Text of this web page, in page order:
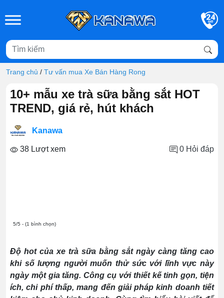
Trang chủ / Tư vấn mua Xe Bán Hàng Rong
10+ mẫu xe trà sữa bằng sắt HOT
TREND, giá rẻ, hút khách
Kanawa
38 Lượt xem 0 Hỏi đáp
5/5 - (1 bình chọn)
Độ hot của xe trà sữa bằng sắt ngày càng tăng cao
khi số lượng người muốn thử sức với lĩnh vực này
ngày một gia tăng. Công cụ với thiết kế tinh gọn, tiện
ích, chi phí thấp, mang đến giải pháp kinh doanh tiết